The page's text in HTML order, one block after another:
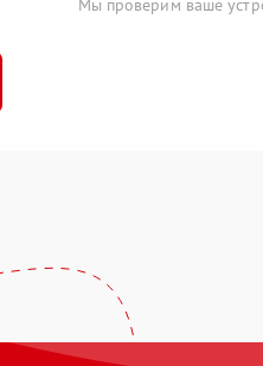
Мы проверим ваше